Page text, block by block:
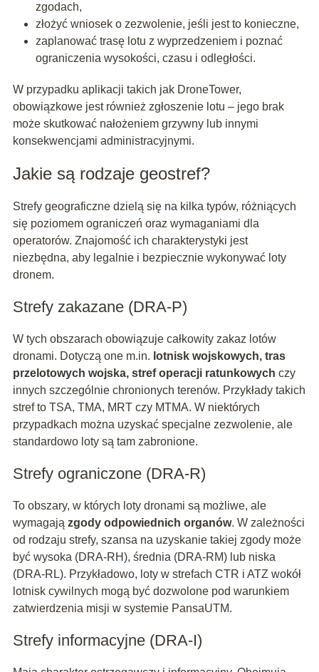
zgodach,
złożyć wniosek o zezwolenie, jeśli jest to konieczne,
zaplanować trasę lotu z wyprzedzeniem i poznać
ograniczenia wysokości, czasu i odległości.
W przypadku aplikacji takich jak DroneTower,
obowiązkowe jest również zgłoszenie lotu – jego brak
może skutkować nałożeniem grzywny lub innymi
konsekwencjami administracyjnymi.
Jakie są rodzaje geostref?
Strefy geograficzne dzielą się na kilka typów, różniących
się poziomem ograniczeń oraz wymaganiami dla
operatorów. Znajomość ich charakterystyki jest
niezbędna, aby legalnie i bezpiecznie wykonywać loty
dronem.
Strefy zakazane (DRA-P)
W tych obszarach obowiązuje całkowity zakaz lotów
dronami. Dotyczą one m.in. lotnisk wojskowych, tras
przelotowych wojska, stref operacji ratunkowych czy
innych szczególnie chronionych terenów. Przykłady takich
stref to TSA, TMA, MRT czy MTMA. W niektórych
przypadkach można uzyskać specjalne zezwolenie, ale
standardowo loty są tam zabronione.
Strefy ograniczone (DRA-R)
To obszary, w których loty dronami są możliwe, ale
wymagają zgody odpowiednich organów. W zależności
od rodzaju strefy, szansa na uzyskanie takiej zgody może
być wysoka (DRA-RH), średnia (DRA-RM) lub niska
(DRA-RL). Przykładowo, loty w strefach CTR i ATZ wokół
lotnisk cywilnych mogą być dozwolone pod warunkiem
zatwierdzenia misji w systemie PansaUTM.
Strefy informacyjne (DRA-I)